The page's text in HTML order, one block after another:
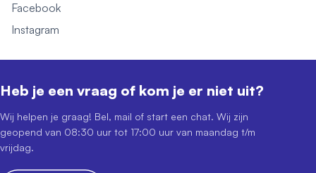
Facebook
Instagram
Heb je een vraag of kom je er niet uit?
Wij helpen je graag! Bel, mail of start een chat. Wij zijn
geopend van 08:30 uur tot 17:00 uur van maandag t/m
vrijdag.